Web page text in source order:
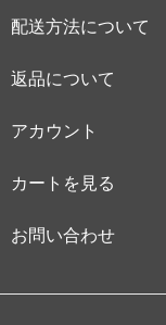
配送方法について
返品について
アカウント
カートを見る
お問い合わせ